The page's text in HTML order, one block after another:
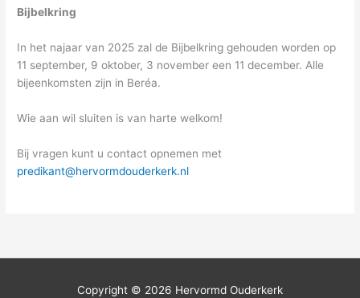
Bijbelkring
In het najaar van 2025 zal de Bijbelkring gehouden worden op
11 september, 9 oktober, 3 november een 11 december. Alle
bijeenkomsten zijn in Beréa.
Wie aan wil sluiten is van harte welkom!
Bij vragen kunt u contact opnemen met
predikant@hervormdouderkerk.nl
Copyright © 2026 Hervormd Ouderkerk